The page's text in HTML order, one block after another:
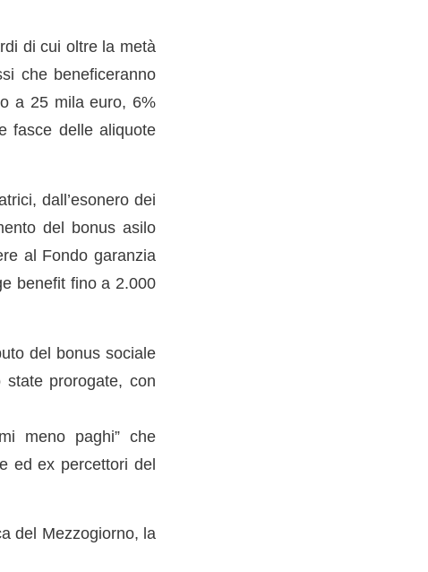
di cui oltre la metà
che beneficeranno
a 25 mila euro, 6%
fasce delle aliquote
dall’esonero dei
del bonus asilo
al Fondo garanzia
benefit fino a 2.000
del bonus sociale
prorogate, con
meno paghi” che
ed ex percettori del
del Mezzogiorno, la